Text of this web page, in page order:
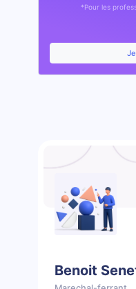
*Pour les
Benoit